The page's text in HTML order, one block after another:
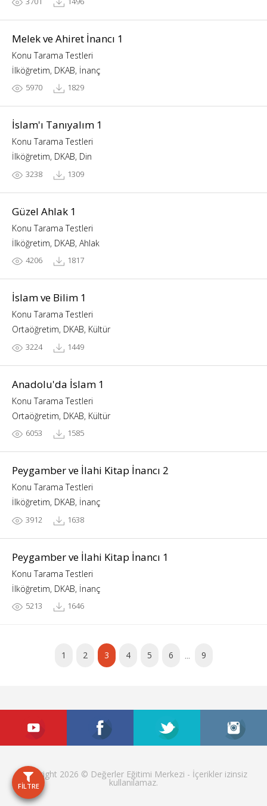
Melek ve Ahiret İnancı 1
Konu Tarama Testleri
İlköğretim, DKAB, İnanç
5970 1829
İslam'ı Tanıyalım 1
Konu Tarama Testleri
İlköğretim, DKAB, Din
3238 1309
Güzel Ahlak 1
Konu Tarama Testleri
İlköğretim, DKAB, Ahlak
4206 1817
İslam ve Bilim 1
Konu Tarama Testleri
Ortaöğretim, DKAB, Kültür
3224 1449
Anadolu'da İslam 1
Konu Tarama Testleri
Ortaöğretim, DKAB, Kültür
6053 1585
Peygamber ve İlahi Kitap İnancı 2
Konu Tarama Testleri
İlköğretim, DKAB, İnanç
3912 1638
Peygamber ve İlahi Kitap İnancı 1
Konu Tarama Testleri
İlköğretim, DKAB, İnanç
5213 1646
1 2 3 4 5 6 ... 9
FİLTRE
Copyright 2026 © Değerler Eğitimi Merkezi - İçerikler izinsiz
kullanılamaz.